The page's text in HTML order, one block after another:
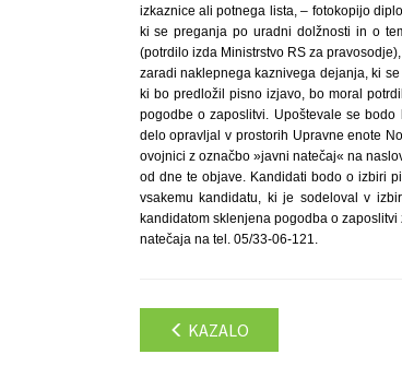
izkaznice ali potnega lista, – fotokopijo
ki se preganja po uradni dolžnosti in o
(potrdilo izda Ministrstvo RS za
zaradi naklepnega kaznivega dejanja, ki
ki bo predložil pisno izjavo, bo moral
pogodbe o zaposlitvi. Upoštevale se
delo opravljal v prostorih Upravne enote
ovojnici z označbo »javni natečaj« na
od dne te objave. Kandidati bodo o izbiri
vsakemu kandidatu, ki je sodeloval v
kandidatom sklenjena pogodba o
natečaja na tel. 05/33-06-121.
KAZALO